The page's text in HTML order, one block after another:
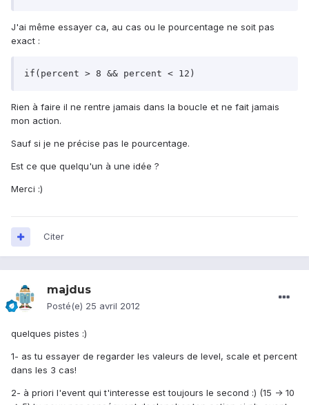
J'ai même essayer ca, au cas ou le pourcentage ne soit pas
exact :
if(percent > 8 && percent < 12)
Rien à faire il ne rentre jamais dans la boucle et ne fait jamais
mon action.
Sauf si je ne précise pas le pourcentage.
Est ce que quelqu'un à une idée ?
Merci :)
Citer
majdus
Posté(e) 25 avril 2012
quelques pistes :)
1- as tu essayer de regarder les valeurs de level, scale et percent
dans les 3 cas!
2- à priori l'event qui t'interesse est toujours le second :) (15 -> 10